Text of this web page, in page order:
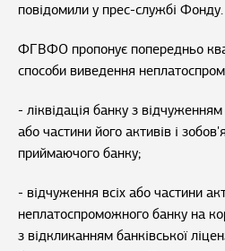
повідомили у прес-службі Фонду.
ФГВФО пропонує попередньо
способи виведення
- ліквідація банку з відчуженням
або частини його активів і
приймаючого банку;
- відчуження всіх або частини
неплатоспроможного банку на
з відкликанням банківської